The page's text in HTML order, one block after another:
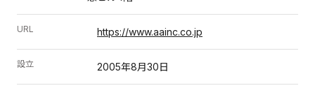
URL https://www.aainc.co.jp
設立 2005年8月30日